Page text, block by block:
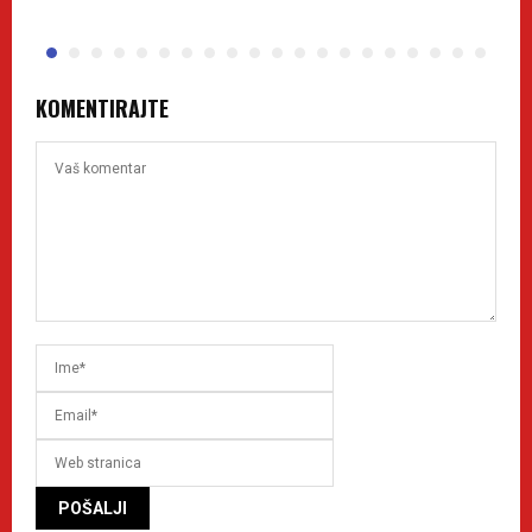
KOMENTIRAJTE